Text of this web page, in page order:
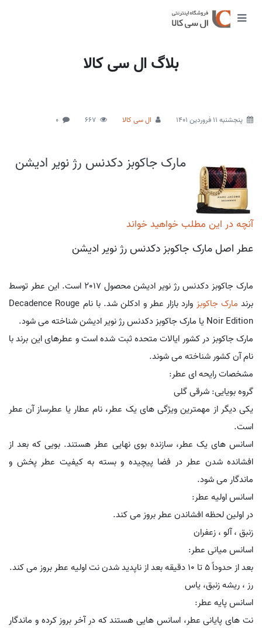
بلاگ ال سی کالا
پنجشنبه 11 فروردین 1401 ال سی کالا 667
0
مارک جاکوبز دکدنس رژ نویر ادیشن
آنچه در این مطلب خواهید خواند
عطر اصل مارک جاکوبز دکدنس رژ نویر ادیشن
مارک جاکوبز دکدنس رژ نویر ادیشن محصول 2017 است. این عطر توسط
برند مارک جاکوبز
وارد بازار عطر و ادکلن شد. با نام Decadence Rouge
Noir Edition یا مارک جاکوبز دکدنس رژ نویر ادیشن شناخته می شود.
مارک جاکوبز در کشور ایالات متحده ثبت شده است و عطرهای این برند با
نام آن کشور شناخته می شوند.
مشخصات رایحه ای عطر:
گروه بویایی: شرقی گلی
یکی دیگر از مهمترین ویژگی های یک عطر، نام عطار یا عطرساز آن عطر
است.
اسانس های یک عطر، سازنده بوی نهایی عطر هستند. بویی که بعد از
افشانده شدن عطر در فضا پیچیده و بسته به کیفیت عطر پخش و
ماندگار می شود.
اسانس اولیه عطر:
در اولین لحظه افشاندن عطر بروز می کند.
زنبق ، آلو ، زعفران
اسانس میانی عطر:
بعد از حدوداً 5 تا 10 دقیقه بعد از ناپدید شدن نت اولیه عطر بروز می کند.
رز ، ریشه زنبق، یاس
اسانس پایه عطر:
نت های پایانی عطر، اسانس هایی هستند که در آخر بروز کرده و ماندگار